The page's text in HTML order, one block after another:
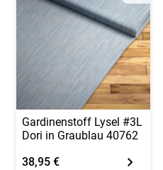
Gardinenstoff Lysel #3L
Dori in Graublau 40762
38,95 €